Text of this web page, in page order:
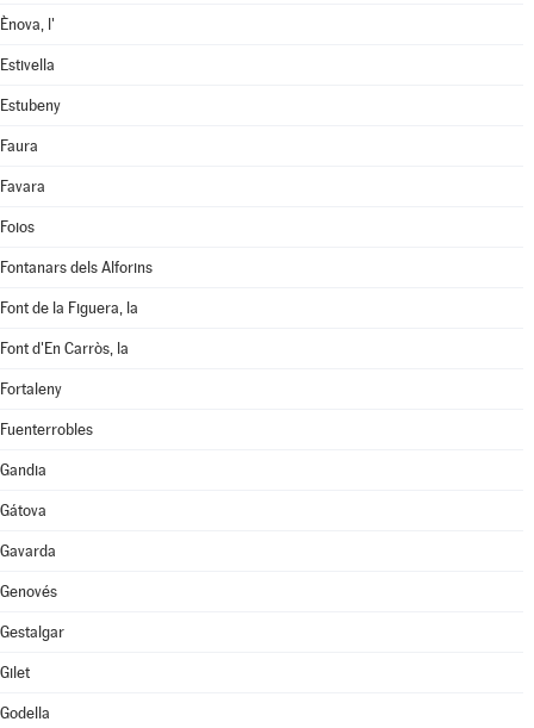
Ènova, l'
Estivella
Estubeny
Faura
Favara
Foios
Fontanars dels Alforins
Font de la Figuera, la
Font d'En Carròs, la
Fortaleny
Fuenterrobles
Gandia
Gátova
Gavarda
Genovés
Gestalgar
Gilet
Godella